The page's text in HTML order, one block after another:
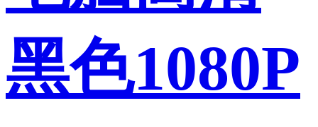
黑色1080P